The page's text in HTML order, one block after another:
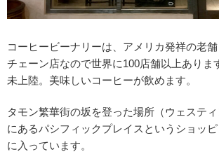
コーヒービーナリーは、アメリカ発祥の老舗
チェーン店なので世界に100店舗以上ありま
未上陸。美味しいコーヒーが飲めます。
タモン繁華街の坂を登った場所（ウェスティ
にあるパシフィックプレイスというショッ
に入っています。